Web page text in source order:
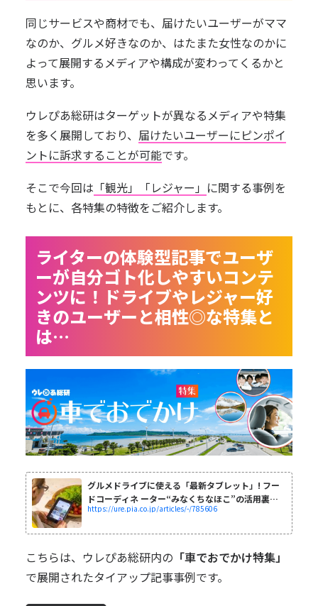
同じサービスや商材でも、届けたいユーザーがママ
なのか、グルメ好きなのか、はたまた女性なのかに
よって展開するメディアや構成が変わってくるかと
思います。
ウレぴあ総研はターゲットが異なるメディアや特集
を多く展開しており、 届けたいユーザーにピンポイ
ントに訴求することが可能です。
そこで今回は 「観光」「レジャー」 に関する事例を
もとに、各特集の特徴をご紹介します。
ライターの体験型記事でユーザ
ーが自分ゴト化しやすいコンテ
ンツに！ドライブやレジャー好
きのユーザーと相性◎な特集と
は…
グルメドライブに使える「最新タブレット」! フー
ドコーディネ ーター“みなくちなほこ”の活用裏ワ
ザ - mimot.(ミモット)
https://ure.pia.co.jp/articles/-/785606
こちらは、ウレぴあ総研内の 「車でおでかけ特集」
で展開されたタイアップ記事事例です。